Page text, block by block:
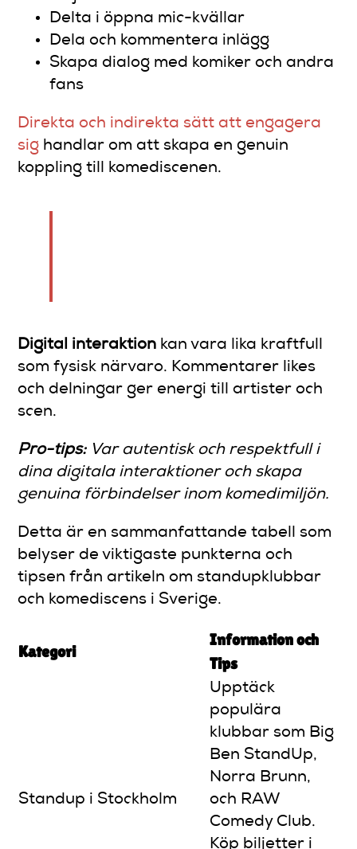
Delta i öppna mic-kvällar
Dela och kommentera inlägg
Skapa dialog med komiker och andra
fans
Direkta och indirekta sätt att engagera
sig handlar om att skapa en genuin
koppling till komediscenen.
Digital interaktion kan vara lika kraftfull
som fysisk närvaro. Kommentarer likes
och delningar ger energi till artister och
scen.
Pro-tips: Var autentisk och respektfull i
dina digitala interaktioner och skapa
genuina förbindelser inom komedimiljön.
Detta är en sammanfattande tabell som
belyser de viktigaste punkterna och
tipsen från artikeln om standupklubbar
och komediscens i Sverige.
Kategori
Information och
Tips
Standup i Stockholm
Upptäck
populära
klubbar som Big
Ben StandUp,
Norra Brunn,
och RAW
Comedy Club.
Köp biljetter i